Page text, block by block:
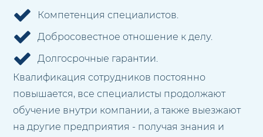
Компетенция специалистов.
Добросовестное отношение к делу.
Долгосрочные гарантии.
Квалификация сотрудников постоянно
повышается, все специалисты продолжают
обучение внутри компании, а также выезжают
на другие предприятия - получая знания и